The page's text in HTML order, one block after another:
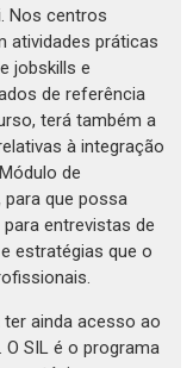
Nos centros
atividades práticas
jobskills e
de referência
terá também a
à integração
de
que possa
entrevistas de
estratégias que o
ainda acesso ao
SIL é o programa